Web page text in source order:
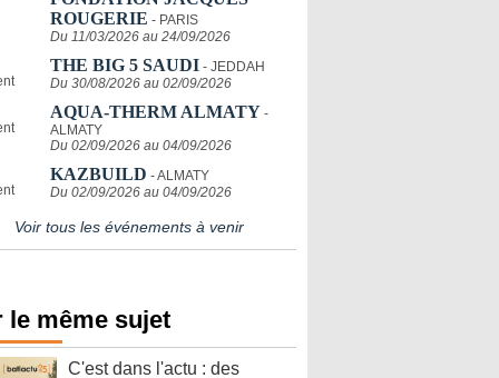
ROUGERIE - PARIS
Du 11/03/2026 au 24/09/2026
THE BIG 5 SAUDI - JEDDAH
Du 30/08/2026 au 02/09/2026
AQUA-THERM ALMATY -
ALMATY
Du 02/09/2026 au 04/09/2026
KAZBUILD - ALMATY
Du 02/09/2026 au 04/09/2026
Voir tous les événements à venir
le même sujet
C'est dans l'actu : des